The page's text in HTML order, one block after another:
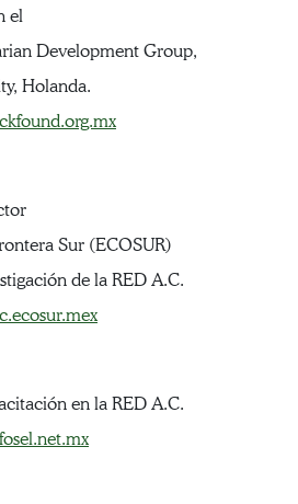
el
Development Group,
Holanda.
Sur (ECOSUR)
de la RED A.C.
en la RED A.C.